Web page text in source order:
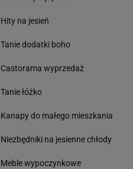
Hity na jesień
Tanie dodatki boho
Castorama wyprzedaż
Tanie łóżko
Kanapy do małego mieszkania
Niezbędniki na jesienne chłody
Meble wypoczynkowe